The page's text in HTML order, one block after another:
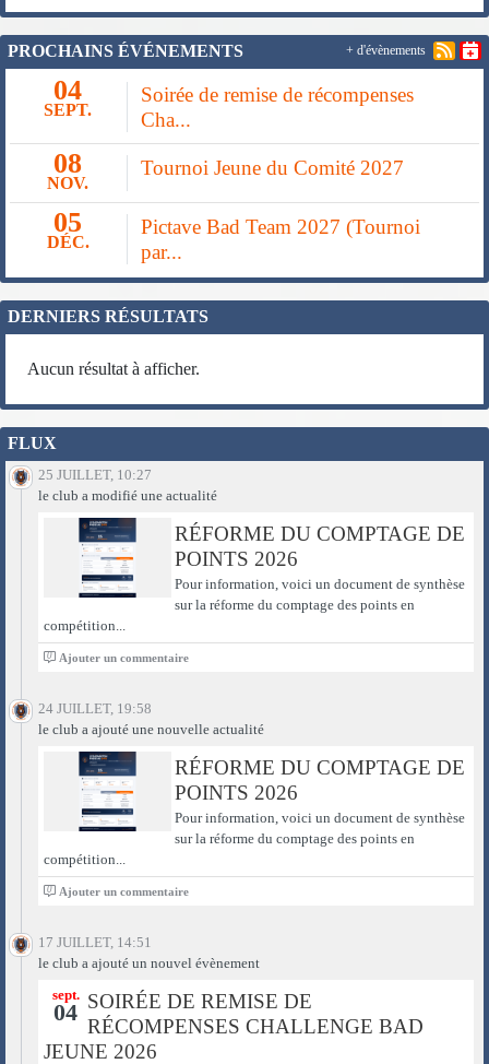
PROCHAINS ÉVÉNEMENTS
04
SEPT.
Soirée de remise de récompenses
Cha...
08
NOV.
Tournoi Jeune du Comité 2027
05
DÉC.
Pictave Bad Team 2027 (Tournoi
par...
+ d'évènements
DERNIERS RÉSULTATS
Aucun résultat à afficher.
FLUX
25 JUILLET, 10:27
le club a modifié une actualité
RÉFORME DU COMPTAGE DE
POINTS 2026
Pour information, voici un document de synthèse
sur la réforme du comptage des points en
compétition...
0 Ajouter un commentaire
24 JUILLET, 19:58
le club a ajouté une nouvelle actualité
RÉFORME DU COMPTAGE DE
POINTS 2026
Pour information, voici un document de synthèse
sur la réforme du comptage des points en
compétition...
0 Ajouter un commentaire
17 JUILLET, 14:51
le club a ajouté un nouvel évènement
sept.
04 SOIRÉE DE REMISE DE
RÉCOMPENSES CHALLENGE BAD
JEUNE 2026